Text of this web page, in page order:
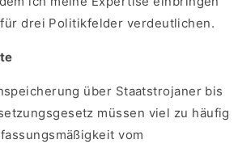
drei Politikfelder verdeutlichen.
über Staatstrojaner bis
müssen viel zu häufig
vom